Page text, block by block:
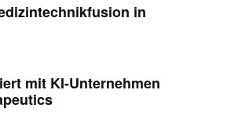
in
mit KI-Unternehmen